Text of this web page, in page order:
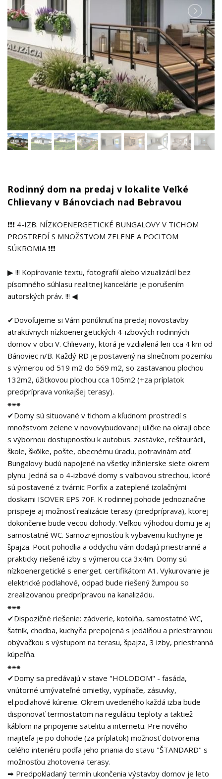
Rodinný dom na predaj v lokalite Veľké
Chlievany v Bánovciach nad Bebravou
❗❗❗ 4-IZB. NÍZKOENERGETICKÉ BUNGALOVY V TICHOM
PROSTREDÍ S MNOŽSTVOM ZELENE A POCITOM
SÚKROMIA ❗❗❗
▶ !!! Kopírovanie textu, fotografií alebo vizualizácií bez
písomného súhlasu realitnej kancelárie je porušením
autorských práv. !!! ◀
✔Dovoľujeme si Vám ponúknuť na predaj novostavby
atraktívnych nízkoenergetických 4-izbových rodinných
domov v obci V. Chlievany, ktorá je vzdialená len cca 4 km od
Bánoviec n/B. Každý RD je postavený na slnečnom pozemku
s výmerou od 519 m2 do 569 m2, so zastavanou plochou
132m2, úžitkovou plochou cca 105m2 (+za príplatok
predpríprava vonkajšej terasy).
⁕⁕⁕
✔Domy sú situované v tichom a kľudnom prostredí s
množstvom zelene v novovybudovanej uličke na okraji obce
s výbornou dostupnosťou k autobus. zastávke, reštaurácii,
škole, škôlke, pošte, obecnému úradu, potravinám atď.
Bungalovy budú napojené na všetky inžinierske siete okrem
plynu. Jedná sa o 4-izbové domy s valbovou strechou, ktoré
sú postavené z tvárnic Porfix a zateplené izolačnými
doskami ISOVER EPS 70F. K rodinnej pohode jednoznačne
prispeje aj možnosť realizácie terasy (predpríprava), ktorej
dokončenie bude vecou dohody. Veľkou výhodou domu je aj
samostatné WC. Samozrejmosťou k vybaveniu kuchyne je
špajza. Pocit pohodlia a oddychu vám dodajú priestranné a
prakticky riešené izby s výmerou cca 3x4m. Domy sú
nízkoenergetické s energet. certifikátom A1. Vykurovanie je
elektrické podlahové, odpad bude riešený žumpou so
zrealizovanou predprípravou na kanalizáciu.
⁕⁕⁕
✔Dispozičné riešenie: zádverie, kotolňa, samostatné WC,
šatník, chodba, kuchyňa prepojená s jedálňou a priestrannou
obývačkou s výstupom na terasu, špajza, 3 izby, priestranná
kúpeľňa.
⁕⁕⁕
✔Domy sa predávajú v stave "HOLODOM" - fasáda,
vnútorné umývateľné omietky, vypínače, zásuvky,
el.podlahové kúrenie. Okrem uvedeného každá izba bude
disponovať termostatom na reguláciu teploty a taktiež
káblom na pripojenie satelitu a internetu. Pre nového
majiteľa je po dohode (za príplatok) možnosť dotvorenia
celého interiéru podľa jeho priania do stavu "ŠTANDARD" s
možnosťou zhotovenia terasy.
➡ Predpokladaný termín ukončenia výstavby domov je leto